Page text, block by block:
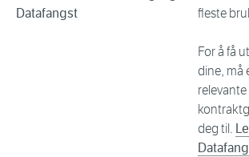
Datafangst
fleste
For å få
dine, må
deg til.